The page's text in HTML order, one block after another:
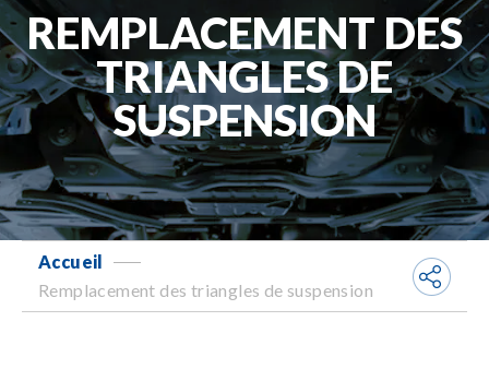
REMPLACEMENT DES
TRIANGLES DE
SUSPENSION
Accueil
-
Remplacement des triangles de suspension